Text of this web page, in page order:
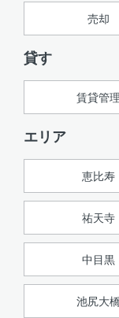
売却
貸す
賃貸管理
エリア
恵比寿
祐天寺
中目黒
池尻大橋